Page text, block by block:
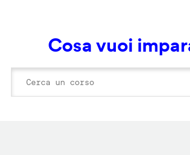
Cosa vuoi